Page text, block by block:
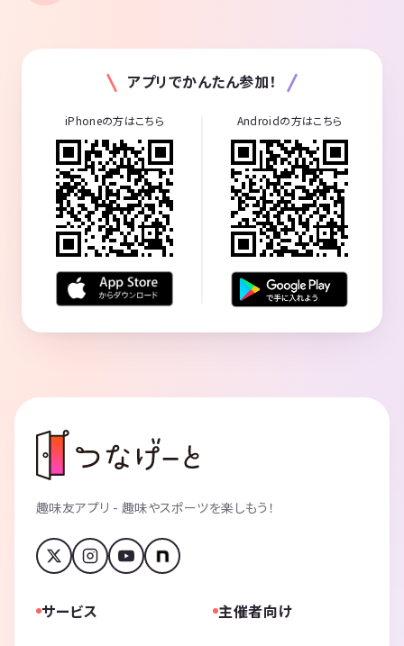
アプリでかんたん参加！
iPhoneの方はこちら Androidの方はこちら
趣味友アプリ - 趣味やスポーツを楽しもう！
サービス 主催者向け